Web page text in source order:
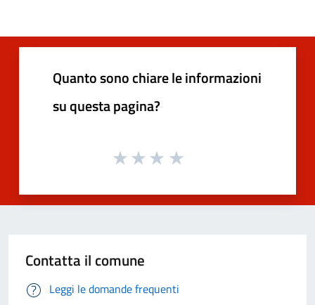
Quanto sono chiare le informazioni
su questa pagina?
Contatta il comune
Leggi le domande frequenti